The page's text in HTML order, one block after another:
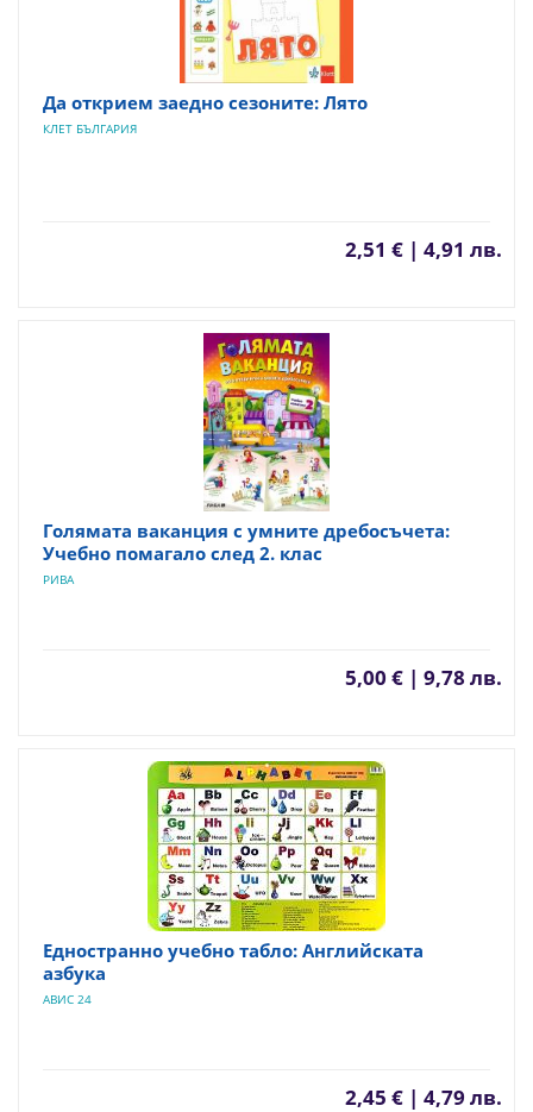
Да открием заедно сезоните: Лято
КЛЕТ БЪЛГАРИЯ
2,51 € | 4,91 лв.
Голямата ваканция с умните дребосъчета:
Учебно помагало след 2. клас
РИВА
5,00 € | 9,78 лв.
Едностранно учебно табло: Английската
азбука
АВИС 24
2,45 € | 4,79 лв.